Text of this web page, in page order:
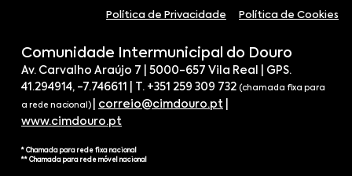
Política de Privacidade Política de Cookies
Comunidade Intermunicipal do Douro
Av. Carvalho Araújo 7 | 5000-657 Vila Real | GPS.
41.294914, -7.746611 | T. +351 259 309 732 (chamada fixa para
a rede nacional) correio@cimdouro.pt
www.cimdouro.pt
* Chamada para rede fixa nacional
** Chamada para rede móvel nacional